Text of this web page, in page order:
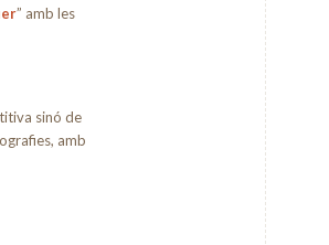
” amb les
sinó de
amb